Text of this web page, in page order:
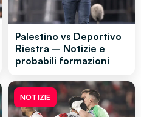
Palestino vs Deportivo
Riestra – Notizie e
probabili formazioni
NOTIZIE